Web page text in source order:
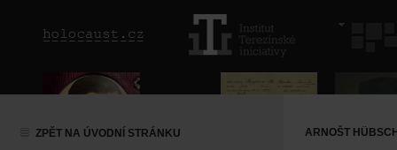
ZPĚT NA ÚVODNÍ STRÁNKU ARNOŠT